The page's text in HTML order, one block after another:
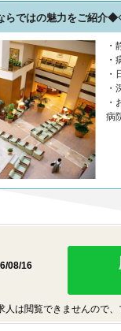
らではの魅力をご紹介
・
・
・
病
08/16
は閲覧できませんので、